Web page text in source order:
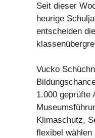
Seit dieser
heurige
entscheiden
Vucko
1.000 geprüfte
Klimaschutz,
flexibel wählen